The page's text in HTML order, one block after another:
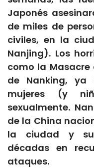
Japonés
de miles de
civiles, en la
Nanjing). Los
como la
de Nanking,
mujeres (y
sexualmente.
de la China
la ciudad y
décadas en
ataques.